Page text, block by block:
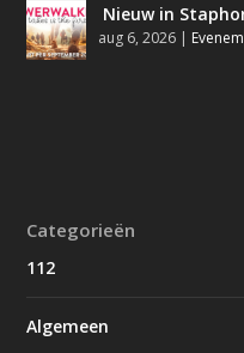
Nieuw in
aug 6, 2026 |
Categorieën
112
Algemeen